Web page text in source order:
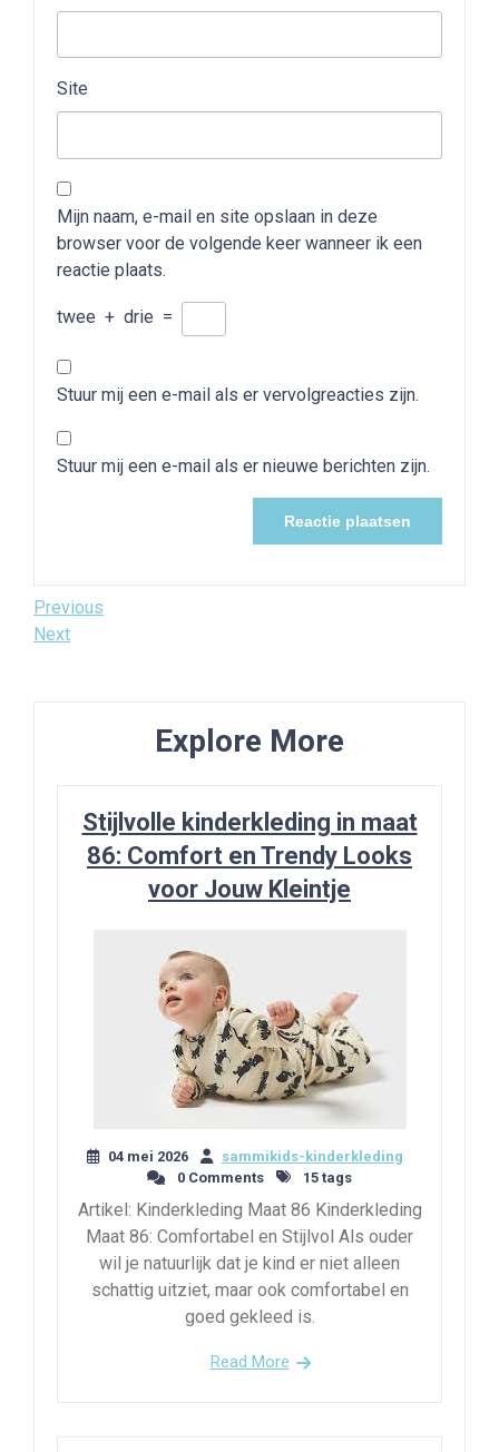
Site
Mijn naam, e-mail en site opslaan in deze
browser voor de volgende keer wanneer ik een
reactie plaats.
twee + drie =
Stuur mij een e-mail als er vervolgreacties zijn.
Stuur mij een e-mail als er nieuwe berichten zijn.
Bericht
navigatie
Previous
Post
Previous
Next
Next
Explore More
Stijlvolle kinderkleding in maat
86: Comfort en Trendy Looks
voor Jouw Kleintje
04 mei 2026
sammikids-kinderkleding
0 Comments
15 tags
Artikel: Kinderkleding Maat 86 Kinderkleding
Maat 86: Comfortabel en Stijlvol Als ouder
wil je natuurlijk dat je kind er niet alleen
schattig uitziet, maar ook comfortabel en
goed gekleed is.
Read More